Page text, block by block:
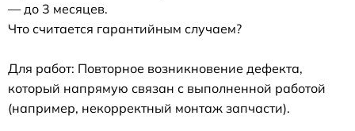
— до 3 месяцев.
Что считается гарантийным случаем?
Для работ: Повторное возникновение дефекта,
который напрямую связан с выполненной работой
(например, некорректный монтаж запчасти).